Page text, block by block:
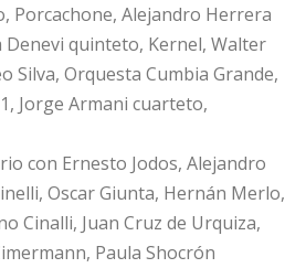
Porcachone, Alejandro Herrera
quinteto, Kernel, Walter
Silva, Orquesta Cumbia Grande,
Jorge Armani cuarteto,
con Ernesto Jodos, Alejandro
Oscar Giunta, Hernán Merlo,
Cinalli, Juan Cruz de Urquiza,
Paula Shocrón